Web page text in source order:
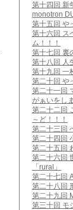
第十四回 新
monotron
第十五回 や
第十六回 ス
ム！！！
第十七回 裏
第十八回 人
第十九回 一
第二十回 や
第二十一回
がぁいをし
第二十二回
～ど！！！
第二十三回
第二十四回
第二十五回
第二十六回
「rural」
第二十七回
第二十八回
第二十九回
第三十回 モ